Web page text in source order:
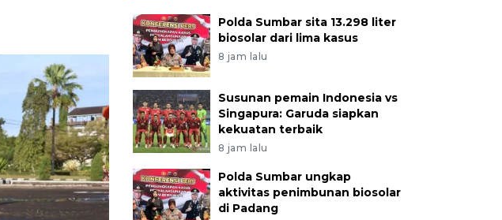
Polda Sumbar sita 13.298 liter
biosolar dari lima kasus
8 jam lalu
Susunan pemain Indonesia vs
Singapura: Garuda siapkan
kekuatan terbaik
8 jam lalu
Polda Sumbar ungkap
aktivitas penimbunan biosolar
di Padang